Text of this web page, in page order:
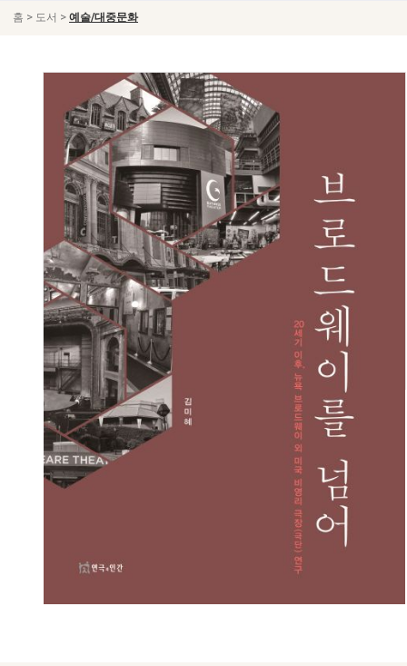
홈 > 도서 > 예술/대중문화